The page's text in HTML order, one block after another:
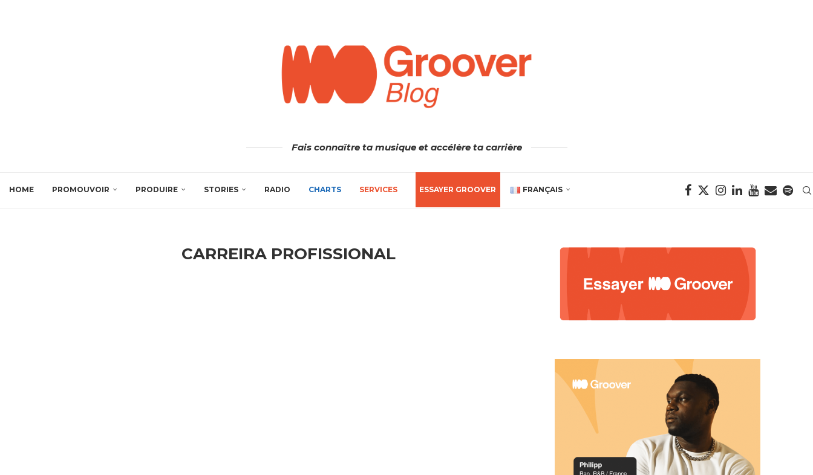
Fais connaître ta musique et accélère ta carrière
HOME PROMOUVOIR PRODUIRE STORIES RADIO CHARTS SERVICES ESSAYER GROOVER FRANÇAIS
CARREIRA PROFISSIONAL